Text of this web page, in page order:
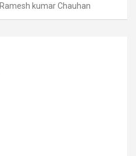
Ramesh kumar Chauhan